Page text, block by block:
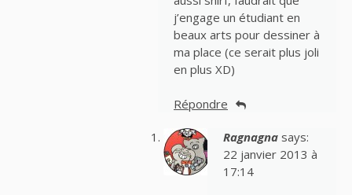
j’engage un étudiant en
beaux arts pour dessiner à
ma place (ce serait plus joli
en plus XD)
Répondre
Ragnagna says:
22 janvier 2013 à
17:14